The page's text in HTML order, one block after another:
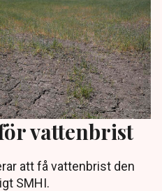
vattenbrist
att få vattenbrist den
SMHI.